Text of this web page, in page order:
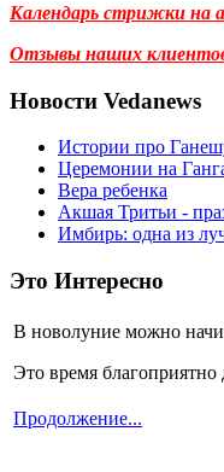
Календарь стрижки на
Отзывы наших
Новости Vedanews
Истории про
Церемонии на
Вера ребенка
Акшая Тритьи -
Имбирь: одна из
Это Интересно
В новолуние можно
Это время
Продолжение...